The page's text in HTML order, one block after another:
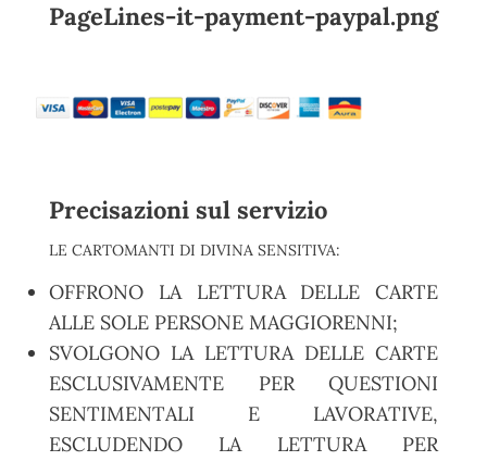
PageLines-it-payment-paypal.png
Precisazioni sul servizio
LE CARTOMANTI DI DIVINA SENSITIVA:
OFFRONO LA LETTURA DELLE CARTE
ALLE SOLE PERSONE MAGGIORENNI;
SVOLGONO LA LETTURA DELLE CARTE
ESCLUSIVAMENTE PER QUESTIONI
SENTIMENTALI E LAVORATIVE,
ESCLUDENDO LA LETTURA PER